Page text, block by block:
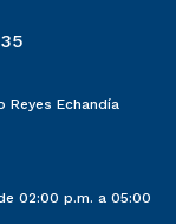
Echandía
02:00 p.m. a 05:00